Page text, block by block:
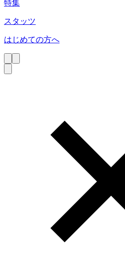
特集
スタッツ
はじめての方へ